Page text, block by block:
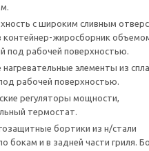
с широким сливным
жиросборник объемом
под рабочей поверхностью.
нагревательные элементы из
рабочей поверхностью.
регуляторы мощности,
термостат.
бортики из н/стали
бокам и в задней части гриля.